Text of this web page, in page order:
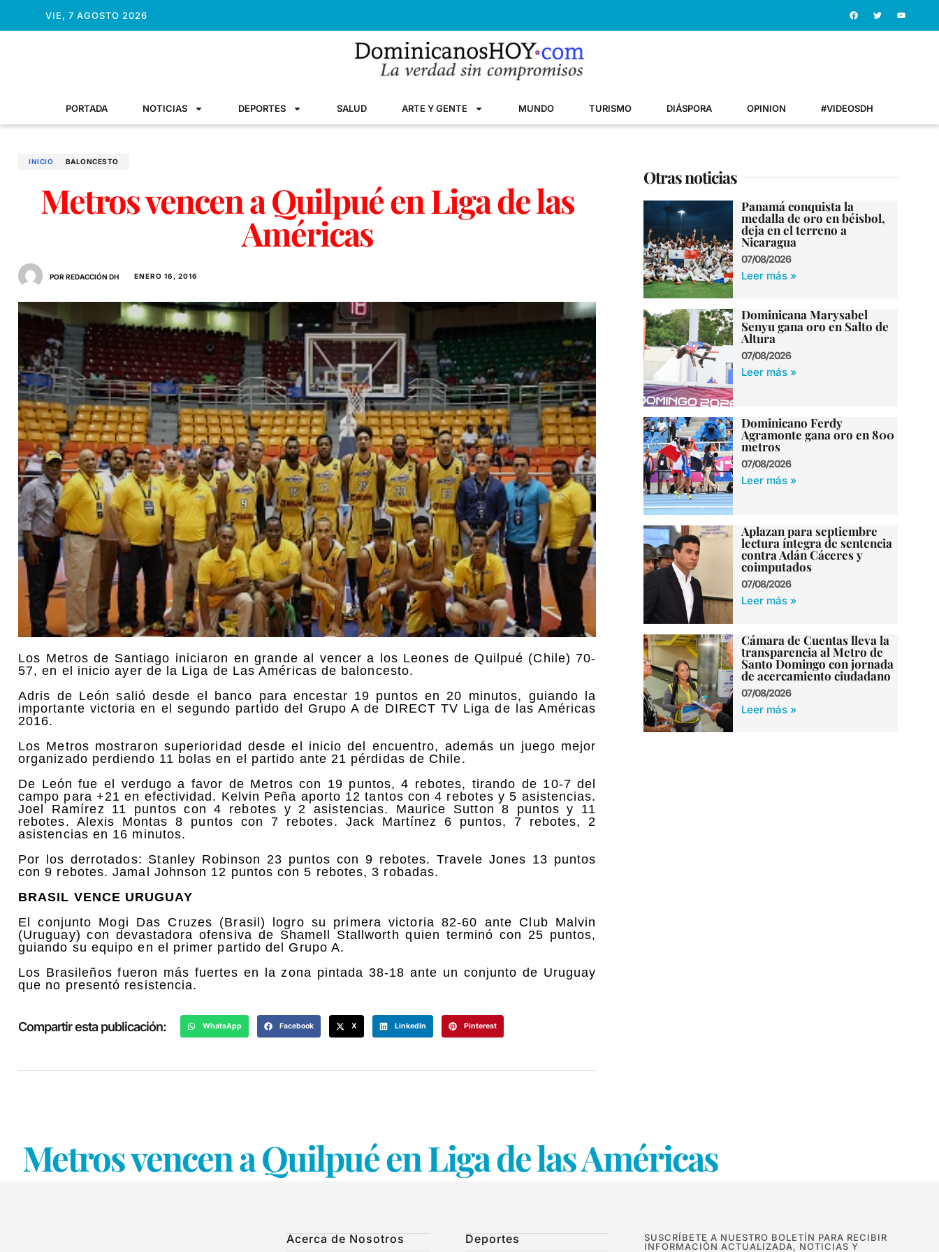
VIE, 7 AGOSTO 2026
PORTADA NOTICIAS DEPORTES SALUD ARTE Y GENTE MUNDO TURISMO DIÁSPORA OPINION #VIDEOSDH
INICIO BALONCESTO
Metros vencen a Quilpué en Liga de las
Américas
POR REDACCIÓN DH ENERO 16, 2016
Los Metros de Santiago iniciaron en grande al vencer a los Leones de Quilpué (Chile) 70-
57, en el inicio ayer de la Liga de Las Américas de baloncesto.
Adris de León salió desde el banco para encestar 19 puntos en 20 minutos, guiando la
importante victoria en el segundo partido del Grupo A de DIRECT TV Liga de las Américas
2016.
Los Metros mostraron superioridad desde el inicio del encuentro, además un juego mejor
organizado perdiendo 11 bolas en el partido ante 21 pérdidas de Chile.
De León fue el verdugo a favor de Metros con 19 puntos, 4 rebotes, tirando de 10-7 del
campo para +21 en efectividad. Kelvin Peña aporto 12 tantos con 4 rebotes y 5 asistencias.
Joel Ramírez 11 puntos con 4 rebotes y 2 asistencias. Maurice Sutton 8 puntos y 11
rebotes. Alexis Montas 8 puntos con 7 rebotes. Jack Martínez 6 puntos, 7 rebotes, 2
asistencias en 16 minutos.
Por los derrotados: Stanley Robinson 23 puntos con 9 rebotes. Travele Jones 13 puntos
con 9 rebotes. Jamal Johnson 12 puntos con 5 rebotes, 3 robadas.
BRASIL VENCE URUGUAY
El conjunto Mogi Das Cruzes (Brasil) logro su primera victoria 82-60 ante Club Malvin
(Uruguay) con devastadora ofensiva de Shamell Stallworth quien terminó con 25 puntos,
guiando su equipo en el primer partido del Grupo A.
Los Brasileños fueron más fuertes en la zona pintada 38-18 ante un conjunto de Uruguay
que no presentó resistencia.
Compartir esta publicación: WhatsApp Facebook X LinkedIn Pinterest
Otras noticias
Panamá conquista la
medalla de oro en béisbol,
deja en el terreno a
Nicaragua
07/08/2026
Leer más »
Dominicana Marysabel
Senyu gana oro en Salto de
Altura
07/08/2026
Leer más »
Dominicano Ferdy
Agramonte gana oro en 800
metros
07/08/2026
Leer más »
Aplazan para septiembre
lectura íntegra de sentencia
contra Adán Cáceres y
coimputados
07/08/2026
Leer más »
Cámara de Cuentas lleva la
transparencia al Metro de
Santo Domingo con jornada
de acercamiento ciudadano
07/08/2026
Leer más »
Metros vencen a Quilpué en Liga de las Américas
Acerca de Nosotros
Deportes
SUSCRÍBETE A NUESTRO BOLETÍN PARA RECIBIR
INFORMACIÓN ACTUALIZADA, NOTICIAS Y